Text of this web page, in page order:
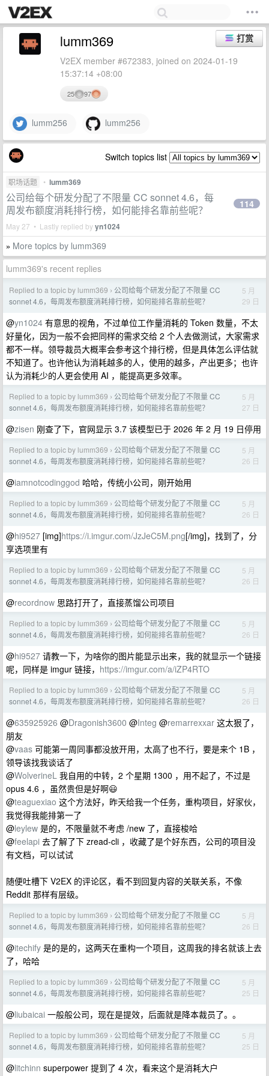
打赏
lumm369
V2EX member #672383, joined on 2024-01-19
15:37:14 +08:00
25 97
lumm256 lumm256
Switch topics list
职场话题 • lumm369
公司给每个研发分配了不限量 CC sonnet 4.6，每
周发布额度消耗排行榜，如何能排名靠前些呢？
May 27 • Lastly replied byyn1024
114
» More topics by lumm369
lumm369's recent replies
Replied to a topic by lumm369 › 公司给每个研发分配了不限量 CC
sonnet 4.6，每周发布额度消耗排行榜，如何能排名靠前些呢？
5 月
29 日
@yn1024 有意思的视角，不过单位工作量消耗的 Token 数量，不太
好量化，因为一般不会把同样的需求交给 2 个人去做测试，大家需求
都不一样。领导裁员大概率会参考这个排行榜，但是具体怎么评估就
不知道了。也许他认为消耗越多的人，使用的越多，产出更多；也许
认为消耗少的人更会使用 AI ，能提高更多效率。
Replied to a topic by lumm369 › 公司给每个研发分配了不限量 CC
sonnet 4.6，每周发布额度消耗排行榜，如何能排名靠前些呢？
5 月
27 日
@zisen 刚查了下，官网显示 3.7 该模型已于 2026 年 2 月 19 日停用
Replied to a topic by lumm369 › 公司给每个研发分配了不限量 CC
sonnet 4.6，每周发布额度消耗排行榜，如何能排名靠前些呢？
5 月
26 日
@iamnotcodinggod 哈哈，传统小公司，刚开始用
Replied to a topic by lumm369 › 公司给每个研发分配了不限量 CC
sonnet 4.6，每周发布额度消耗排行榜，如何能排名靠前些呢？
5 月
26 日
@hi9527 [img]https://i.imgur.com/JzJeC5M.png[/img]，找到了，分
享选项里有
Replied to a topic by lumm369 › 公司给每个研发分配了不限量 CC
sonnet 4.6，每周发布额度消耗排行榜，如何能排名靠前些呢？
5 月
26 日
@recordnow 思路打开了，直接蒸馏公司项目
Replied to a topic by lumm369 › 公司给每个研发分配了不限量 CC
sonnet 4.6，每周发布额度消耗排行榜，如何能排名靠前些呢？
5 月
26 日
@hi9527 请教一下，为啥你的图片能显示出来，我的就显示一个链接
呢，同样是 imgur 链接， https://imgur.com/a/iZP4RTO
Replied to a topic by lumm369 › 公司给每个研发分配了不限量 CC
sonnet 4.6，每周发布额度消耗排行榜，如何能排名靠前些呢？
5 月
26 日
@635925926 @Dragonish3600 @Integ @remarrexxar 这太狠了，
朋友
@vaas 可能第一周同事都没放开用，太高了也不行，要是来个 1B ，
领导该找我谈话了
@WolverineL 我自用的中转，2 个星期 1300 ，用不起了，不过是
opus 4.6 ，虽然贵但是好啊😃
@teaguexiao 这个方法好，昨天给我一个任务，重构项目，好家伙，
我觉得我能排第一了
@leylew 是的，不限量就不考虑 /new 了，直接梭哈
@feelapi 去了解了下 zread-cli ，收藏了是个好东西，公司的项目没
有文档，可以试试
随便吐槽下 V2EX 的评论区，看不到回复内容的关联关系，不像
Reddit 那样有层级。
Replied to a topic by lumm369 › 公司给每个研发分配了不限量 CC
sonnet 4.6，每周发布额度消耗排行榜，如何能排名靠前些呢？
5 月
26 日
@itechify 是的是的，这两天在重构一个项目，这周我的排名就该上去
了，哈哈
Replied to a topic by lumm369 › 公司给每个研发分配了不限量 CC
sonnet 4.6，每周发布额度消耗排行榜，如何能排名靠前些呢？
5 月
25 日
@liubaicai 一般般公司，现在是提效，后面就是降本裁员了。。
Replied to a topic by lumm369 › 公司给每个研发分配了不限量 CC
sonnet 4.6，每周发布额度消耗排行榜，如何能排名靠前些呢？
5 月
25 日
@litchinn superpower 提到了 4 次，看来这个是消耗大户